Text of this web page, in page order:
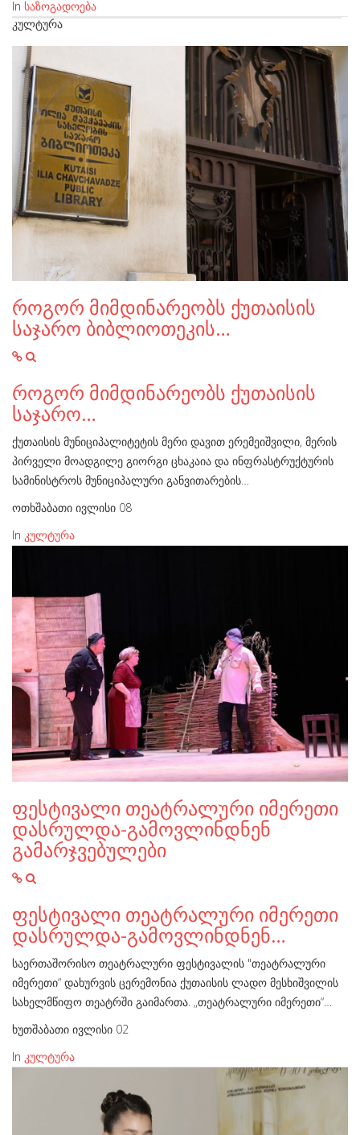
In საზოგადოება
ᲙᲣᲚᲢᲣᲠᲐ
როგორ მიმდინარეობს ქუთაისის
საჯარო ბიბლიოთეკის…
როგორ მიმდინარეობს ქუთაისის
საჯარო…
ქუთაისის მუნიციპალიტეტის მერი დავით ერემეიშვილი, მერის
პირველი მოადგილე გიორგი ცხაკაია და ინფრასტრუქტურის
სამინისტროს მუნიციპალური განვითარების…
ოთხშაბათი ივლისი 08
In კულტურა
ფესტივალი თეატრალური იმერეთი
დასრულდა-გამოვლინდნენ
გამარჯვებულები
ფესტივალი თეატრალური იმერეთი
დასრულდა-გამოვლინდნენ…
საერთაშორისო თეატრალური ფესტივალის "თეატრალური
იმერეთი“ დახურვის ცერემონია ქუთაისის ლადო მესხიშვილის
სახელმწიფო თეატრში გაიმართა. „თეატრალური იმერეთი“…
ხუთშაბათი ივლისი 02
In კულტურა